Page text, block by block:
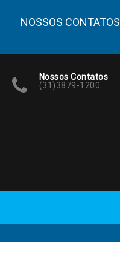
NOSSOS CONTATOS
Nossos Contatos
(31)3879-1200